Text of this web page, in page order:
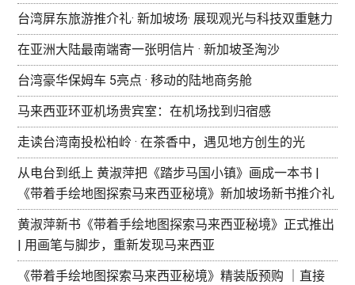
台湾屏东旅游推介礼· 新加坡场· 展现观光与科技双重魅力
在亚洲大陆最南端寄一张明信片 · 新加坡圣淘沙
台湾豪华保姆车 5亮点 · 移动的陆地商务舱
马来西亚环亚机场贵宾室：在机场找到归宿感
走读台湾南投松柏岭 · 在茶香中，遇见地方创生的光
从电台到纸上 黄淑萍把《踏步马国小镇》画成一本书 |
《带着手绘地图探索马来西亚秘境》新加坡场新书推介礼
黄淑萍新书《带着手绘地图探索马来西亚秘境》正式推出
| 用画笔与脚步，重新发现马来西亚
《带着手绘地图探索马来西亚秘境》精装版预购 ｜直接